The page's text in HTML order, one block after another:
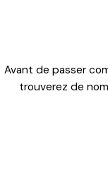
Avant de passer
trouverez de